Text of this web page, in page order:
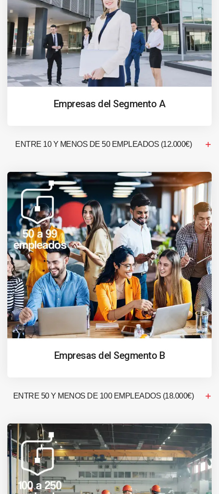
Empresas del Segmento A
ENTRE 10 Y MENOS DE 50 EMPLEADOS (12.000€)
Empresas del Segmento B
ENTRE 50 Y MENOS DE 100 EMPLEADOS (18.000€)